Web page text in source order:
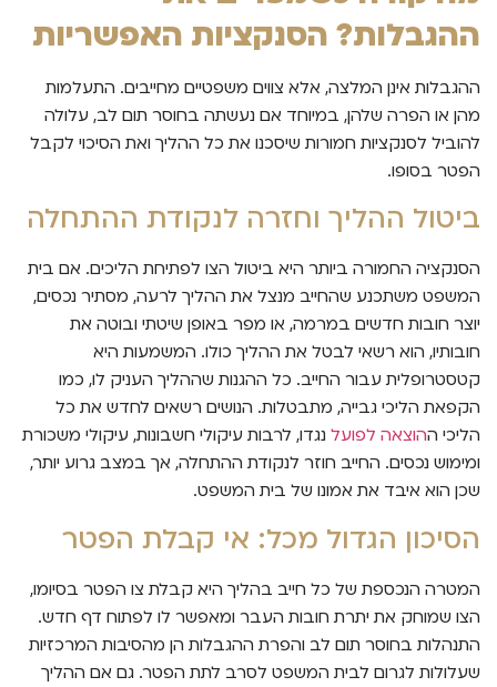
ההגבלות? הסנקציות האפשריות
ההגבלות אינן המלצה, אלא צווים משפטיים מחייבים. התעלמות
מהן או הפרה שלהן, במיוחד אם נעשתה בחוסר תום לב, עלולה
להוביל לסנקציות חמורות שיסכנו את כל ההליך ואת הסיכוי לקבל
הפטר בסופו.
ביטול ההליך וחזרה לנקודת ההתחלה
הסנקציה החמורה ביותר היא ביטול הצו לפתיחת הליכים. אם בית
המשפט משתכנע שהחייב מנצל את ההליך לרעה, מסתיר נכסים,
יוצר חובות חדשים במרמה, או מפר באופן שיטתי ובוטה את
חובותיו, הוא רשאי לבטל את ההליך כולו. המשמעות היא
קטסטרופלית עבור החייב. כל ההגנות שההליך העניק לו, כמו
הקפאת הליכי גבייה, מתבטלות. הנושים רשאים לחדש את כל
הליכי ההוצאה לפועל נגדו, לרבות עיקולי חשבונות, עיקולי משכורת
ומימוש נכסים. החייב חוזר לנקודת ההתחלה, אך במצב גרוע יותר,
שכן הוא איבד את אמונו של בית המשפט.
הסיכון הגדול מכל: אי קבלת הפטר
המטרה הנכספת של כל חייב בהליך היא קבלת צו הפטר בסיומו,
הצו שמוחק את יתרת חובות העבר ומאפשר לו לפתוח דף חדש.
התנהלות בחוסר תום לב והפרת ההגבלות הן מהסיבות המרכזיות
שעלולות לגרום לבית המשפט לסרב לתת הפטר. גם אם ההליך